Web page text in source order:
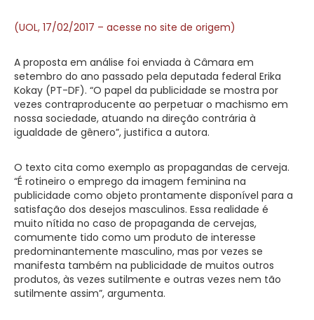
(UOL, 17/02/2017 – acesse no site de origem)
A proposta em análise foi enviada à Câmara em
setembro do ano passado pela deputada federal Erika
Kokay (PT-DF). “O papel da publicidade se mostra por
vezes contraproducente ao perpetuar o machismo em
nossa sociedade, atuando na direção contrária à
igualdade de gênero”, justifica a autora.
O texto cita como exemplo as propagandas de cerveja.
“É rotineiro o emprego da imagem feminina na
publicidade como objeto prontamente disponível para a
satisfação dos desejos masculinos. Essa realidade é
muito nítida no caso de propaganda de cervejas,
comumente tido como um produto de interesse
predominantemente masculino, mas por vezes se
manifesta também na publicidade de muitos outros
produtos, às vezes sutilmente e outras vezes nem tão
sutilmente assim”, argumenta.